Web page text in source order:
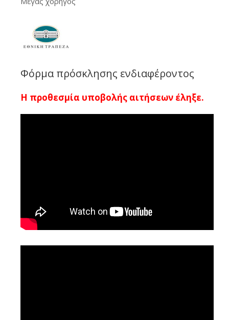
Φόρμα πρόσκλησης ενδιαφέροντος
Η προθεσμία υποβολής αιτήσεων έληξε.